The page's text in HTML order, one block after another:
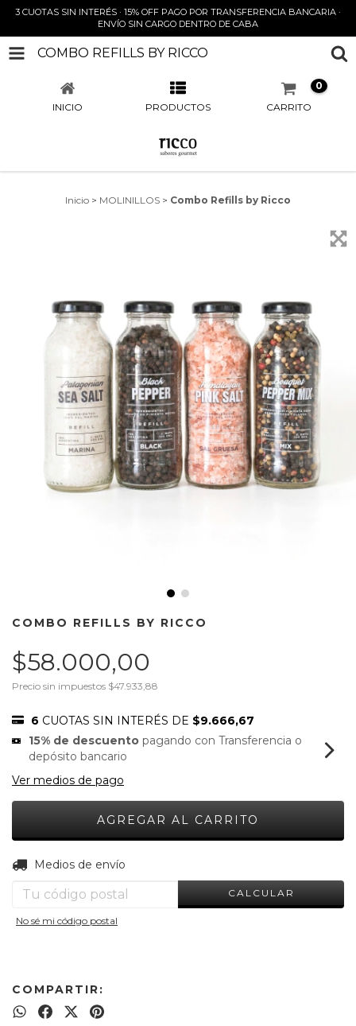
3 CUOTAS SIN INTERÉS · 15% OFF PAGO POR TRANSFERENCIA BANCARIA ·
ENVÍO SIN CARGO DENTRO DE CABA
COMBO REFILLS BY RICCO
INICIO PRODUCTOS CARRITO
0
Inicio > MOLINILLOS > Combo Refills by Ricco
COMBO REFILLS BY RICCO
$58.000,00
Precio sin impuestos $47.933,88
6 CUOTAS SIN INTERÉS DE $9.666,67
15% de descuento pagando con Transferencia o
depósito bancario
Ver medios de pago
Entregas para el CP:
Medios de envío
CALCULAR
No sé mi código postal
COMPARTIR: